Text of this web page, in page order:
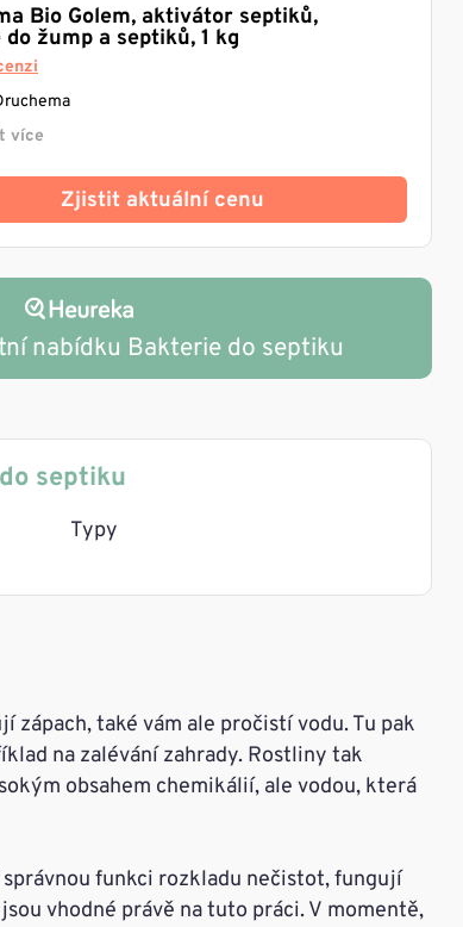
Bio Golem, aktivátor septiků,
žump a septiků, 1 kg
více
Zjistit aktuální cenu
nabídku Bakterie do septiku
septiku
Typy
zápach, také vám ale pročistí vodu. Tu pak
na zalévání zahrady. Rostliny tak
obsahem chemikálií, ale vodou, která
funkci rozkladu nečistot, fungují
vhodné právě na tuto práci. V momentě,